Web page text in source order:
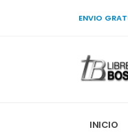
ENVIO
INICIO